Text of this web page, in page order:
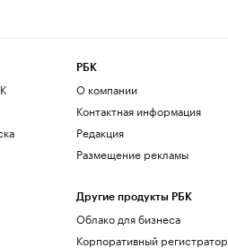
РБК
О компании
Контактная информация
Редакция
Размещение рекламы
Другие продукты РБК
Облако для бизнеса
Корпоративный регистратор